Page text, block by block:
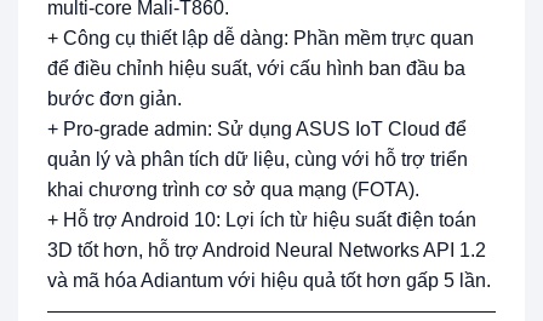
multi-core Mali-T860.
+ Công cụ thiết lập dễ dàng: Phần mềm trực quan
để điều chỉnh hiệu suất, với cấu hình ban đầu ba
bước đơn giản.
+ Pro-grade admin: Sử dụng ASUS IoT Cloud để
quản lý và phân tích dữ liệu, cùng với hỗ trợ triển
khai chương trình cơ sở qua mạng (FOTA).
+ Hỗ trợ Android 10: Lợi ích từ hiệu suất điện toán
3D tốt hơn, hỗ trợ Android Neural Networks API 1.2
và mã hóa Adiantum với hiệu quả tốt hơn gấp 5 lần.